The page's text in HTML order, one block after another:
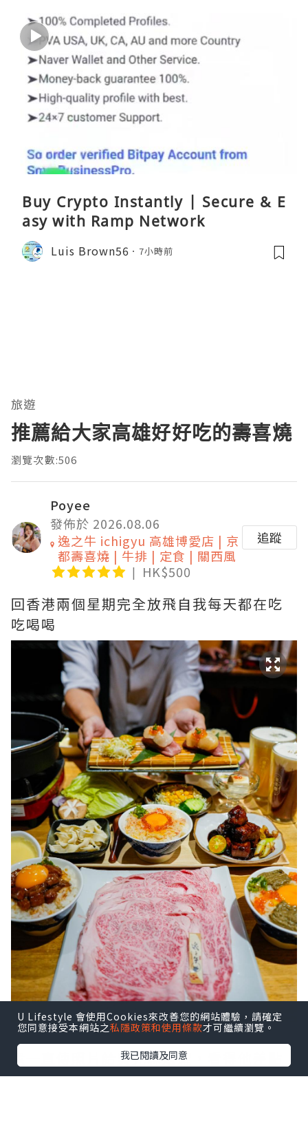
Buy Crypto Instantly | Secure & E
asy with Ramp Network
Luis Brown56 7小時前
旅遊
推薦給大家高雄好好吃的壽喜燒
瀏覽次數:506
Poyee
發佈於 2026.08.06
逸之牛 ichigyu 高雄博愛店 | 京
都壽喜燒 | 牛排 | 定食 | 關西風
HK$500
追蹤
回香港兩個星期完全放飛自我每天都在吃
吃喝喝
還一直傳照片給吳先森炫耀，看得他差點
氣瘋😂
U Lifestyle 會使用Cookies來改善您的網站體驗，請確定
您同意接受本網站之私隱政策和使用條款才可繼續瀏覽。
我已閱讀及同意